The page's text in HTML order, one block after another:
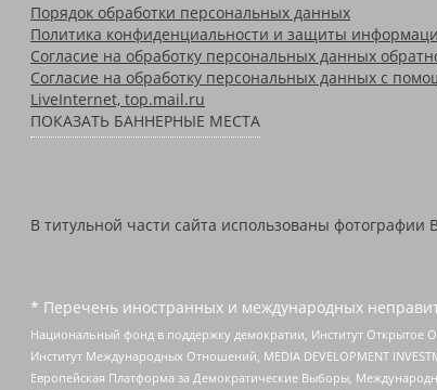
Порядок обработки персональных данных
Политика конфиденциальности и защиты
Согласие на обработку персональных данных
Согласие на обработку персональных данных с
LiveInternet, top.mail.ru
ПОКАЗАТЬ БАННЕРНЫЕ МЕСТА
В титульной части сайта использованы фотографии
* Перечень иностранных и международных
Национальный фонд в поддержку демократии, Институт
Институт Международных Отношений, MEDIA DEVELOPMENT
Европейская Платформа за Демократические Выборы,